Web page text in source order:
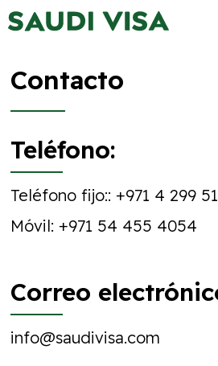
Sobre nosotros
Contacto
Teléfono:
Teléfono fijo:: +971 4 299
Móvil: +971 54 455 4054
Correo
info@saudivisa.com